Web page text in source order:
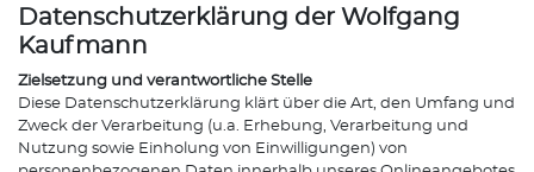
Datenschutzerklärung der Wolfgang
Kaufmann
Zielsetzung und verantwortliche Stelle
Diese Datenschutzerklärung klärt über die Art, den Umfang und
Zweck der Verarbeitung (u.a. Erhebung, Verarbeitung und
Nutzung sowie Einholung von Einwilligungen) von